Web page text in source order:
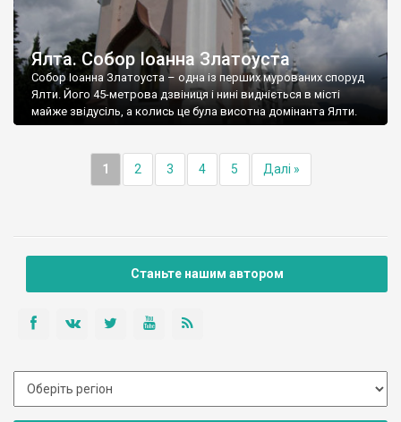
Ялта. Собор Іоанна Златоуста
Собор Іоанна Златоуста – одна із перших мурованих споруд
Ялти. Його 45-метрова дзвіниця і нині видніється в місті
майже звідусіль, а колись це була висотна домінанта Ялти.
1 2 3 4 5 Далі »
Станьте нашим автором